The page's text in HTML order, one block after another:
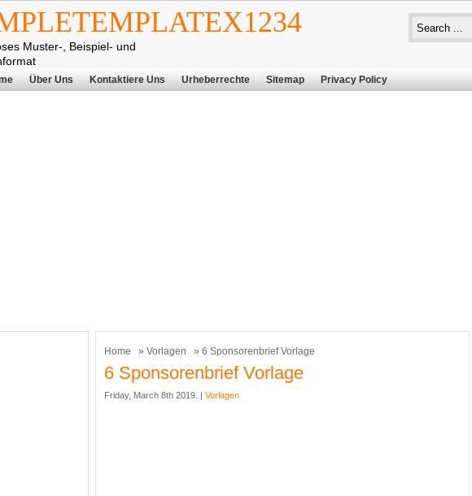
Muster-, Beispiel- und
Über Uns Kontaktiere Uns Urheberrechte Sitemap Privacy Policy
Home » Vorlagen » 6 Sponsorenbrief Vorlage
6 Sponsorenbrief Vorlage
Friday, March 8th 2019. | Vorlagen